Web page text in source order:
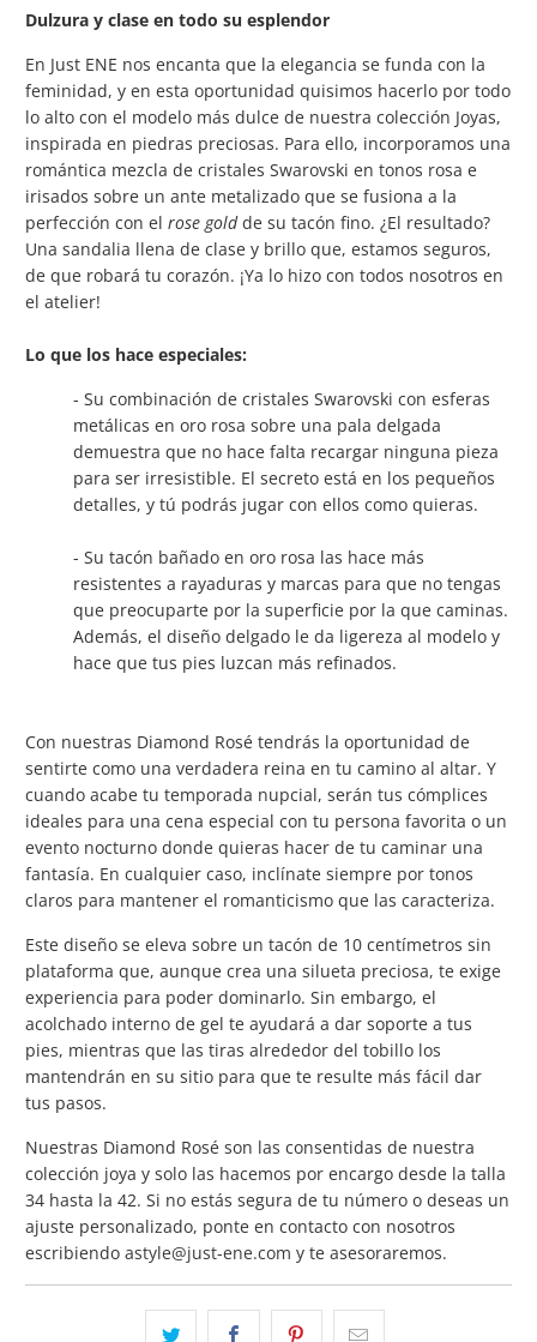
Dulzura y clase en todo su esplendor
En Just ENE nos encanta que la elegancia se funda con la
feminidad, y en esta oportunidad quisimos hacerlo por todo
lo alto con el modelo más dulce de nuestra colección Joyas,
inspirada en piedras preciosas. Para ello, incorporamos una
romántica mezcla de cristales Swarovski en tonos rosa e
irisados sobre un ante metalizado que se fusiona a la
perfección con elrose goldde su tacón fino. ¿El resultado?
Una sandalia llena de clase y brillo que, estamos seguros,
de que robará tu corazón. ¡Ya lo hizo con todos nosotros en
el atelier!
Lo que los hace especiales:
- Su combinación de cristales Swarovski con esferas
metálicas en oro rosa sobre una pala delgada
demuestra que no hace falta recargar ninguna pieza
para ser irresistible. El secreto está en los pequeños
detalles, y tú podrás jugar con ellos como quieras.
- Su tacón bañado en oro rosa las hace más
resistentes a rayaduras y marcas para que no tengas
que preocuparte por la superficie por la que caminas.
Además, el diseño delgado le da ligereza al modelo y
hace que tus pies luzcan más refinados.
Con nuestras Diamond Rosé tendrás la oportunidad de
sentirte como una verdadera reina en tu camino al altar. Y
cuando acabe tu temporada nupcial, serán tus cómplices
ideales para una cena especial con tu persona favorita o un
evento nocturno donde quieras hacer de tu caminar una
fantasía. En cualquier caso, inclínate siempre por tonos
claros para mantener el romanticismo que las caracteriza.
Este diseño se eleva sobre un tacón de 10 centímetros sin
plataforma que, aunque crea una silueta preciosa, te exige
experiencia para poder dominarlo. Sin embargo, el
acolchado interno de gel te ayudará a dar soporte a tus
pies, mientras que las tiras alrededor del tobillo los
mantendrán en su sitio para que te resulte más fácil dar
tus pasos.
Nuestras Diamond Rosé son las consentidas de nuestra
colección joya y solo las hacemos por encargo desde la talla
34 hasta la 42. Si no estás segura de tu número o deseas un
ajuste personalizado, ponte en contacto con nosotros
escribiendo astyle@just-ene.com y te asesoraremos.